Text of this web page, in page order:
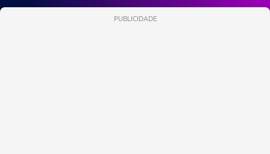
PUBLICIDADE